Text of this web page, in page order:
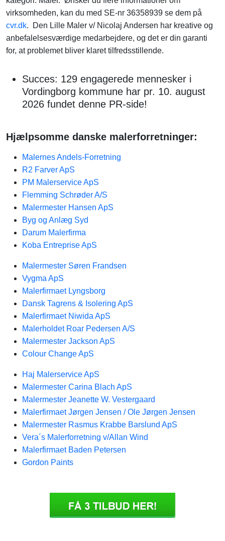
virksomheden, kan du med SE-nr 36358939 se dem på
cvr.dk. Den Lille Maler v/ Nicolaj Andersen har kreative og
anbefalelsesværdige medarbejdere, og det er din garanti
for, at problemet bliver klaret tilfredsstillende.
Succes: 129 engagerede mennesker i
Vordingborg kommune har pr. 10. august
2026 fundet denne PR-side!
Hjælpsomme danske malerforretninger:
Malernes Andels-Forretning
R2 Farver ApS
PM Malerservice ApS
Flemming Schrøder A/S
Malermester Hansen ApS
Byg og Anlæg Syd​
Darum Malerfirma
Koba Entreprise ApS
Malermester Søren Frandsen
Vygma ApS
Malerfirmaet Lyngsborg
Dansk Tagrens & Isolering ApS
Malerfirmaet Niwida ApS
Malerholdet Roar Pedersen A/S
Malermester Jackson ApS
Colour Change ApS
Haj Malerservice ApS
Malermester Carina Blach ApS
Malermester Jeanette W. Vestergaard
Malerfirmaet Jørgen Jensen / Ole Jørgen Jensen
Malermester Rasmus Krabbe Barslund ApS
Vera´s Malerforretning v/Allan Wind
Malerfirmaet Baden Petersen
Gordon Paints